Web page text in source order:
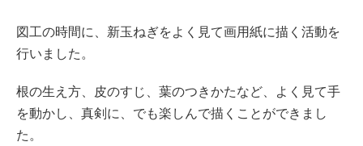
図工の時間に、新玉ねぎをよく見て画用紙に描く活動を
行いました。
根の生え方、皮のすじ、葉のつきかたなど、よく見て手
を動かし、真剣に、でも楽しんで描くことができまし
た。